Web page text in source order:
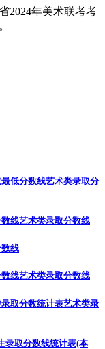
2024年美术联考考
低分数线艺术类录取分
线艺术类录取分数线
线
线艺术类录取分数线
取分数统计表艺术类录
录取分数线统计表(本